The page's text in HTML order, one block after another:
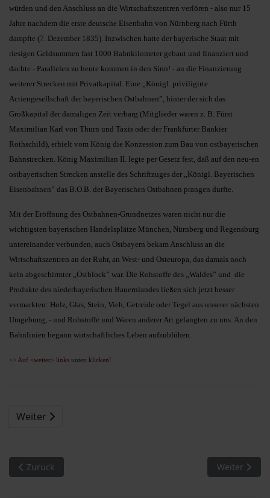
würden und den Anschluss an die Wirtschaftszentren verlören - also nur 15
Jahre nachdem die erste deutsche Eisenbahn von Nürnberg nach Fürth
dampfte (7. Dezember 1835). Inzwischen hatte der bayerische Staat mit
riesigen Geldsummen fast 1000 Bahnkilometer gebaut und finanziert und
dachte - Parallelen zu heute kommen in den Sinn! - an die Finanzierung
weiterer Strecken mit Privatkapital. Eine „Königl. priviligirte
Actiengesellschaft der bayerischen Ostbahnen”, hinter der sich das
Großkapital der damaligen Zeit verbarg (Mitglieder waren z. B. Fürst
Maximilian Karl von Thurn und Taxis oder der Frankfurter Bankier
Rothschild), erhielt vom König die Konzession zum Bau von ostbayerischen
Bahnstrecken. König Maximilian II. legte per Gesetz fest, daß auf den neu-en
ostbayerischen Strecken anstelle des Schriftzuges der „Königl. Bayerischen
Eisenbahnen” das B.O.B. der Bayerischen Ostbahnen prangen durfte.
Mit der Eröffnung des Ostbahnen-Grundnetzes waren nicht nur die
wichtigsten bayerischen Handelsplätze München, Nürnberg und Regensburg
untereinander verbunden, auch Ostbayern bekam Anschluss an die
Wirtschaftszentren an der Ruhr, an West- und Osteuropa, das damals noch
kein abgeschirmter „Ostblock” war. Die Rohstoffe des „Waldes” und die
Produkte des niederbayerischen Bauernlandes ließen sich jetzt besser
vermarkten: Holz, Glas, Stein, Vieh, Getreide oder Tegel aus unserer nächsten
Umgebung, - und Rohstoffe und Waren anderer Art gelangten zu uns. An den
Bahnlinien begann wirtschaftliches Leben aufzublühen.
>> Auf <weiter> links unten klicken!
Weiter
Vorheriger Beitrag: Der Abriel-Wirt ...
Zurück Nächster
Weiter